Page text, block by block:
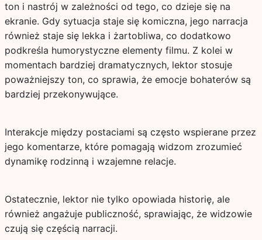
ton i nastrój w zależności od tego, co dzieje się na
ekranie. Gdy sytuacja staje się komiczna, jego narracja
również staje się lekka i żartobliwa, co dodatkowo
podkreśla humorystyczne elementy filmu. Z kolei w
momentach bardziej dramatycznych, lektor stosuje
poważniejszy ton, co sprawia, że emocje bohaterów są
bardziej przekonywujące.
Interakcje między postaciami są często wspierane przez
jego komentarze, które pomagają widzom zrozumieć
dynamikę rodzinną i wzajemne relacje.
Ostatecznie, lektor nie tylko opowiada historię, ale
również angażuje publiczność, sprawiając, że widzowie
czują się częścią narracji.